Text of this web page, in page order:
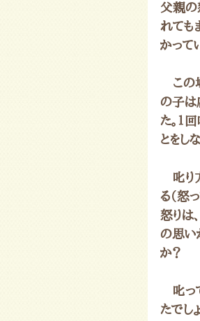
父親の
れても
かって
この
の子は
た。１
とをし
叱り
る（怒
怒りは
の思い
か？
叱っ
たでし